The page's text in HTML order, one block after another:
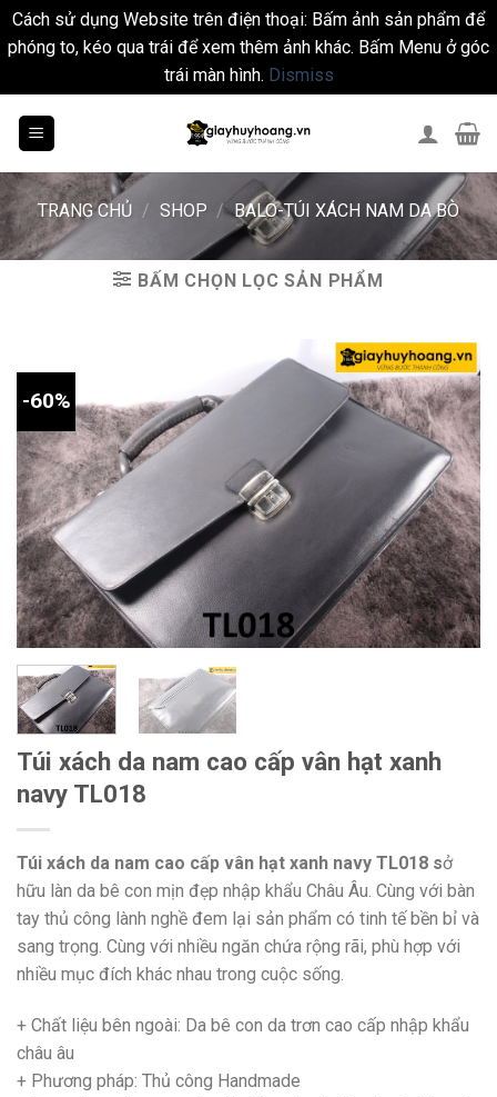
Cách sử dụng Website trên điện thoại: Bấm ảnh sản phẩm để
phóng to, kéo qua trái để xem thêm ảnh khác. Bấm Menu ở góc
trái màn hình. Dismiss
TRANG CHỦ / SHOP / BALO-TÚI XÁCH NAM DA BÒ
BẤM CHỌN LỌC SẢN PHẨM
-60%
Túi xách da nam cao cấp vân hạt xanh
navy TL018
Túi xách da nam cao cấp vân hạt xanh navy TL018 sở
hữu làn da bê con mịn đẹp nhập khẩu Châu Âu. Cùng với bàn
tay thủ công lành nghề đem lại sản phẩm có tinh tế bền bỉ và
sang trọng. Cùng với nhiều ngăn chứa rộng rãi, phù hợp với
nhiều mục đích khác nhau trong cuộc sống.
+ Chất liệu bên ngoài: Da bê con da trơn cao cấp nhập khẩu
châu âu
+ Phương pháp: Thủ công Handmade